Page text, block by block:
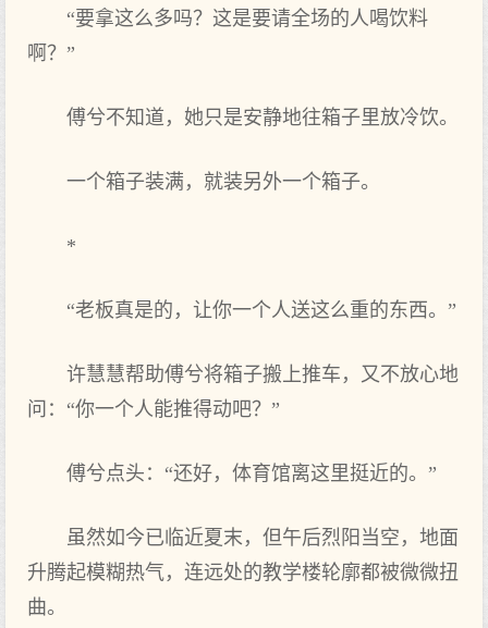
“要拿这么多吗？这是要请全场的人喝饮料
啊？”
傅兮不知道，她只是安静地往箱子里放冷饮。
一个箱子装满，就装另外一个箱子。
*
“老板真是的，让你一个人送这么重的东西。”
许慧慧帮助傅兮将箱子搬上推车，又不放心地
问：“你一个人能推得动吧？”
傅兮点头：“还好，体育馆离这里挺近的。”
虽然如今已临近夏末，但午后烈阳当空，地面
升腾起模糊热气，连远处的教学楼轮廓都被微微扭
曲。